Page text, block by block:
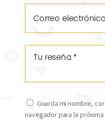
Guarda mi nombre,
navegador para la